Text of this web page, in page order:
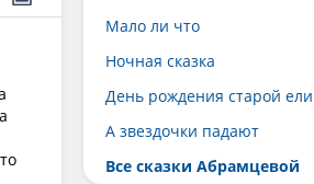
Мало ли что
Ночная сказка
День рождения старой ели
А звездочки падают
Все сказки Абрамцевой